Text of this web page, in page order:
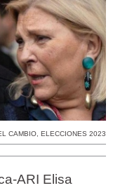
CAMBIO, ELECCIONES 2023
ARI Elisa